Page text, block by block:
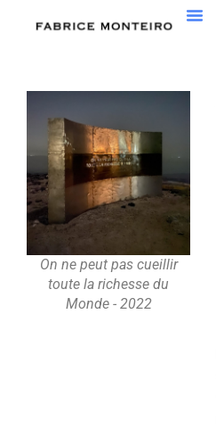
On ne peut pas cueillir
toute la richesse du
Monde - 2022